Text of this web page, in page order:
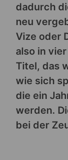
dadurch
neu
Vize oder
also in
Titel, das
wie sich
die ein
werden.
bei der